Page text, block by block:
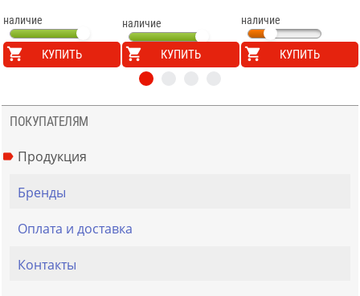
наличие
КУПИТЬ
наличие
КУПИТЬ
наличие
КУПИТЬ
ПОКУПАТЕЛЯМ
Продукция
Бренды
Оплата и доставка
Контакты